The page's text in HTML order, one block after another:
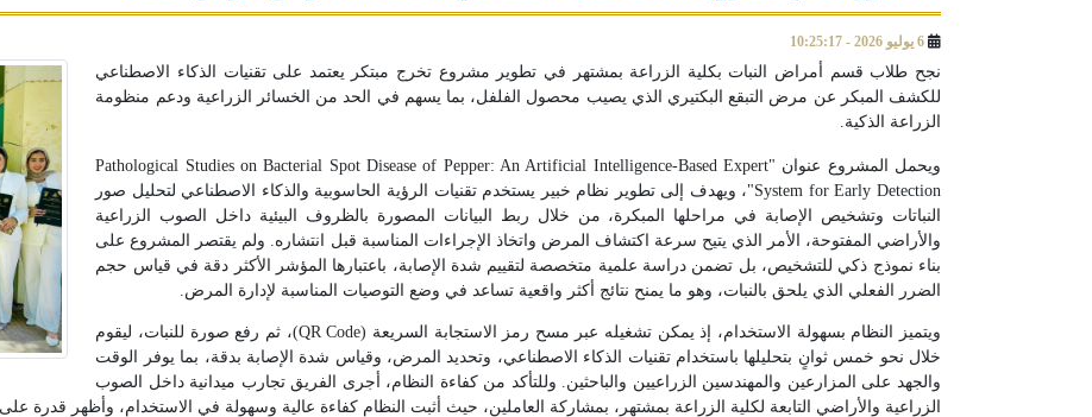
نجح طلاب قسم أمراض النبات بكلية الزراعة بمشتهر في تطوير مشروع تخرج مبتكر يعتمد على تقنيات الذكاء الاصطناعي
للكشف المبكر عن مرض التبقع البكتيري الذي يصيب محصول الفلفل، بما يسهم في الحد من الخسائر الزراعية ودعم منظومة
الزراعة الذكية.
ويحمل المشروع عنوان "Pathological Studies on Bacterial Spot Disease of Pepper: An Artificial Intelligence-Based Expert
System for Early Detection"، ويهدف إلى تطوير نظام خبير يستخدم تقنيات الرؤية الحاسوبية والذكاء الاصطناعي لتحليل صور
النباتات وتشخيص الإصابة في مراحلها المبكرة، من خلال ربط البيانات المصورة بالظروف البيئية داخل الصوب الزراعية
والأراضي المفتوحة، الأمر الذي يتيح سرعة اكتشاف المرض واتخاذ الإجراءات المناسبة قبل انتشاره. ولم يقتصر المشروع على
بناء نموذج ذكي للتشخيص، بل تضمن دراسة علمية متخصصة لتقييم شدة الإصابة، باعتبارها المؤشر الأكثر دقة في قياس حجم
الضرر الفعلي الذي يلحق بالنبات، وهو ما يمنح نتائج أكثر واقعية تساعد في وضع التوصيات المناسبة لإدارة المرض.
ويتميز النظام بسهولة الاستخدام، إذ يمكن تشغيله عبر مسح رمز الاستجابة السريعة (QR Code)، ثم رفع صورة للنبات، ليقوم
خلال نحو خمس ثوانٍ بتحليلها باستخدام تقنيات الذكاء الاصطناعي، وتحديد المرض، وقياس شدة الإصابة بدقة، بما يوفر الوقت
والجهد على المزارعين والمهندسين الزراعيين والباحثين. وللتأكد من كفاءة النظام، أجرى الفريق تجارب ميدانية داخل الصوب
الزراعية والأراضي التابعة لكلية الزراعة بمشتهر، بمشاركة العاملين، حيث أثبت النظام كفاءة عالية وسهولة في الاستخدام، وأظهر قدرة